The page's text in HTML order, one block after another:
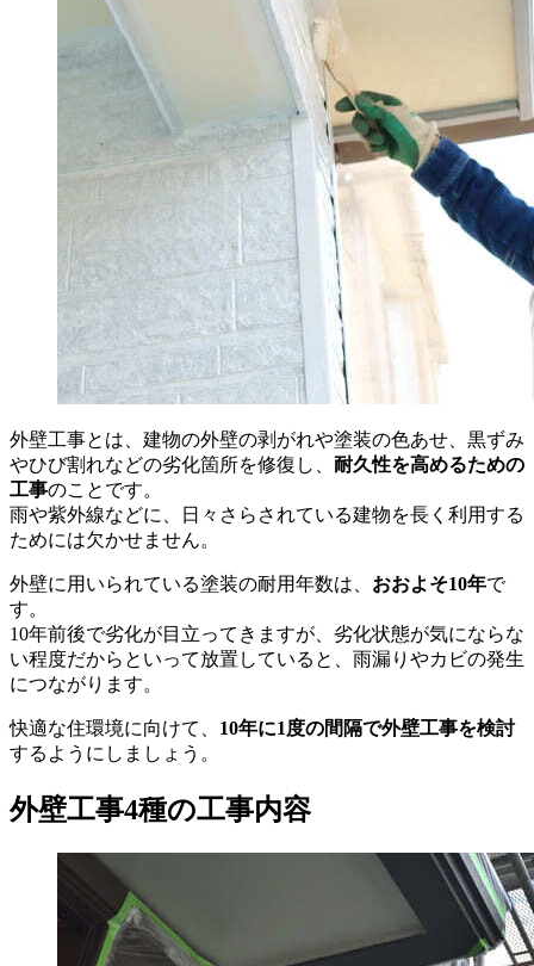
外壁工事とは、建物の外壁の剥がれや塗装の色あせ、黒ずみ
やひび割れなどの劣化箇所を修復し、 耐久性を高めるための
工事のことです。
雨や紫外線などに、日々さらされている建物を長く利用する
ためには欠かせません。
外壁に用いられている塗装の耐用年数は、 おおよそ10年で
す。
10年前後で劣化が目立ってきますが、劣化状態が気にならな
い程度だからといって放置していると、雨漏りやカビの発生
につながります。
快適な住環境に向けて、 10年に1度の間隔で外壁工事を検討
するようにしましょう。
外壁工事4種の工事内容